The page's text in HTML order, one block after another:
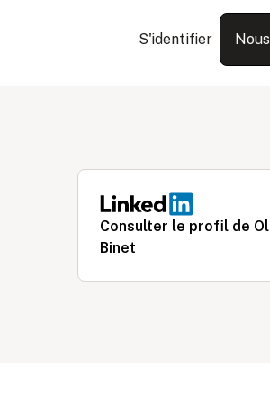
S'identifier
Consulter le profil de
Binet